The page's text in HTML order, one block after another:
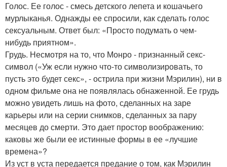
Голос. Ее голос - смесь детского лепета и кошачьего
мурлыканья. Однажды ее спросили, как сделать голос
сексуальным. Ответ был: «Просто подумать о чем-
нибудь приятном».
Грудь. Несмотря на то, что Монро - признанный секс-
символ («Уж если нужно что-то символизировать, то
пусть это будет секс», - острила при жизни Мэрилин), ни в
одном фильме она не появлялась обнаженной. Ее грудь
можно увидеть лишь на фото, сделанных на заре
карьеры или на серии снимков, сделанных за пару
месяцев до смерти. Это дает простор воображению:
каковы же были ее истинные формы в ее «лучшие
времена»?
Из уст в уста передается предание о том, как Мэрилин